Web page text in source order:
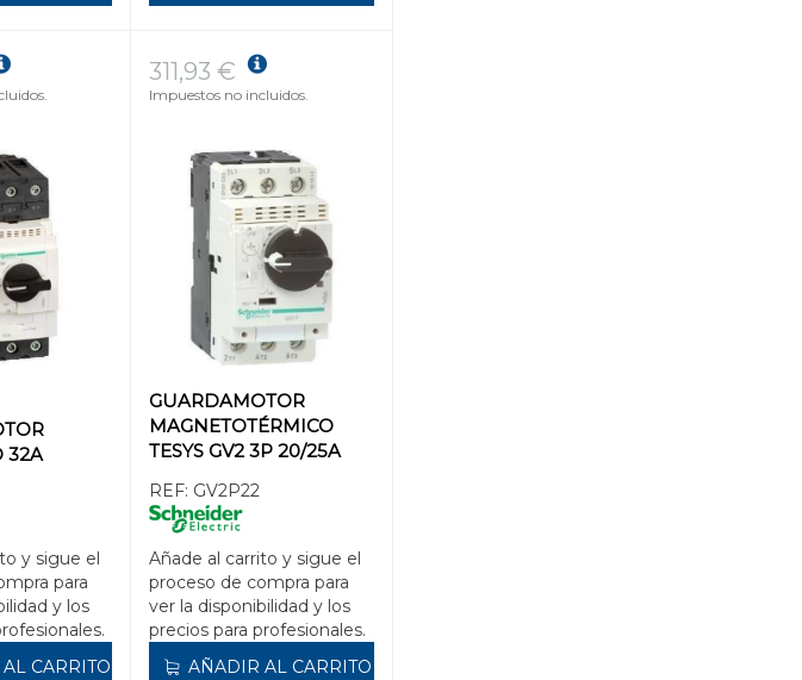
32A
y sigue el
para
y los
CARRITO
GUARDAMOTOR
MAGNETOTÉRMICO
TESYS GV2 3P 20/25A
REF: GV2P22
Añade al carrito y sigue el
proceso de compra para
ver la disponibilidad y los
precios para profesionales.
311,93 €
Impuestos no incluidos.
AÑADIR AL CARRITO